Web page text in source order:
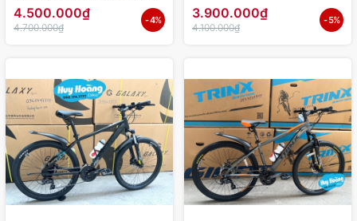
đến 15 tuổi )
4.500.000₫
4.700.000₫
- 4% 3.900.000₫
4.100.000₫
- 5%